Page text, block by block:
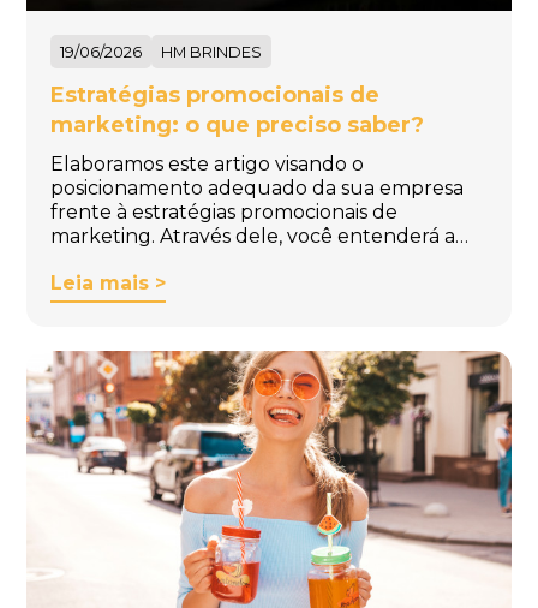
19/06/2026 HM BRINDES
Estratégias promocionais de
marketing: o que preciso saber?
Elaboramos este artigo visando o
posicionamento adequado da sua empresa
frente à estratégias promocionais de
marketing. Através dele, você entenderá a…
Leia mais >